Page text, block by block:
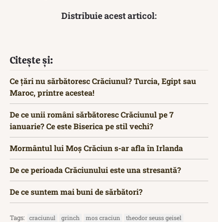
Distribuie acest articol:
Citește și:
Ce țări nu sărbătoresc Crăciunul? Turcia, Egipt sau
Maroc, printre acestea!
De ce unii români sărbătoresc Crăciunul pe 7
ianuarie? Ce este Biserica pe stil vechi?
Mormântul lui Moș Crăciun s-ar afla în Irlanda
De ce perioada Crăciunului este una stresantă?
De ce suntem mai buni de sărbători?
Tags: craciunul grinch mos craciun theodor seuss geisel